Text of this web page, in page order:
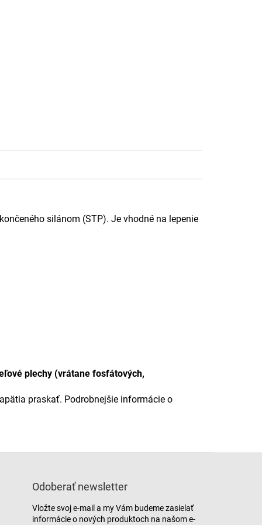
silánom (STP). Je vhodné na lepenie
plechy (vrátane fosfátových,
praskať. Podrobnejšie informácie o
Odoberať newsletter
Vložte svoj e-mail a my Vám budeme zasielať
informácie o nových produktoch na našom e-